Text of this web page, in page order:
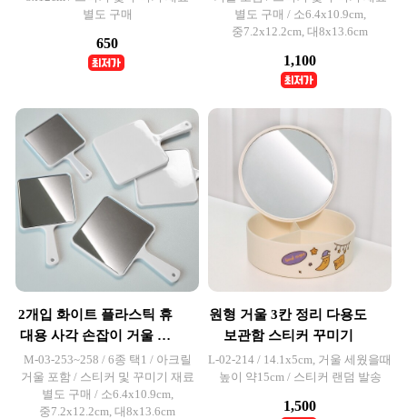
별도 구매
650
별도 구매 / 소6.4x10.9cm,
중7.2x12.2cm, 대8x13.6cm
1,100
2개입 화이트 플라스틱 휴
대용 사각 손잡이 거울 만
들기
M-03-253~258 / 6종 택1 / 아크릴
거울 포함 / 스티커 및 꾸미기 재료
별도 구매 / 소6.4x10.9cm,
중7.2x12.2cm, 대8x13.6cm
원형 거울 3칸 정리 다용도
보관함 스티커 꾸미기
L-02-214 / 14.1x5cm, 거울 세웠을때
높이 약15cm / 스티커 랜덤 발송
1,500